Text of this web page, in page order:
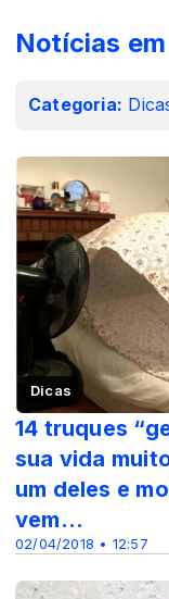
Notícias
Categoria:
Dicas
02/04/2018 • 12:57
14 truques
sua vida
um deles e
vem...